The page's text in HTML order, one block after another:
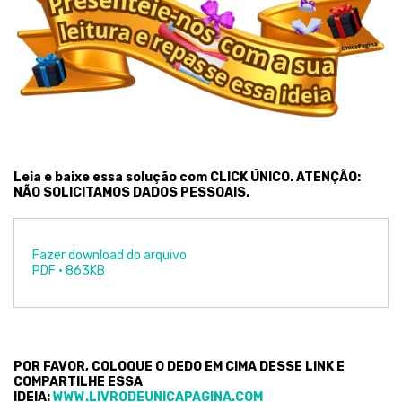
Leia e baixe essa solução com CLICK ÚNICO. ATENÇÃO:
NÃO SOLICITAMOS DADOS PESSOAIS.
Fazer download do arquivo
PDF • 863KB
POR FAVOR, COLOQUE O DEDO EM CIMA DESSE LINK E
COMPARTILHE ESSA
IDEIA:WWW.LIVRODEUNICAPAGINA.COM